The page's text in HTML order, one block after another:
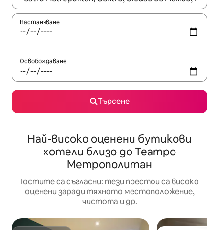
Настаняване
Освобождаване
Търсене
Най-високо оценени бутикови
хотели близо до Театро
Метрополитан
Гостите са съгласни: тези престои са високо
оценени заради тяхното местоположение,
чистота и др.